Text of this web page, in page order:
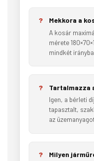
Mekkora a
A kosár
mérete
mindkét
Tartalmazza
Igen, a bérleti
tapasztalt,
az
Milyen